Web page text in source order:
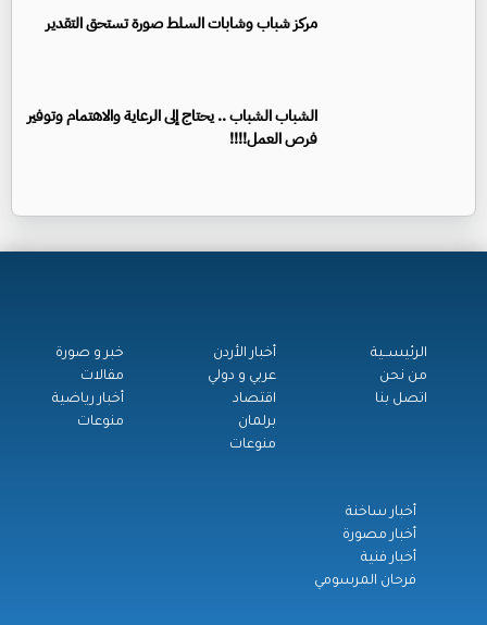
مركز شباب وشابات السلط صورة تستحق التقدير
الشباب الشباب .. يحتاج إلى الرعاية والاهتمام وتوفير
فرص العمل!!!!
الرئيســية
من نحن
اتصل بنا
أخبار الأردن
عربي و دولي
اقتصاد
برلمان
منوعات
خبر و صورة
مقالات
أخبار رياضية
منوعات
أخبار ساخنة
أخبار مصورة
أخبار فنية
فرحان المرسومي